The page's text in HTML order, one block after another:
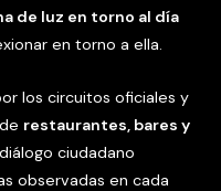
de luz en torno al día
en torno a ella.
los circuitos oficiales y
restaurantes, bares y
ciudadano
observadas en cada